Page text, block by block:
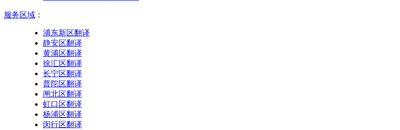
服务区域 ：
浦东新区翻译
静安区翻译
黄浦区翻译
徐汇区翻译
长宁区翻译
普陀区翻译
闸北区翻译
虹口区翻译
杨浦区翻译
闵行区翻译